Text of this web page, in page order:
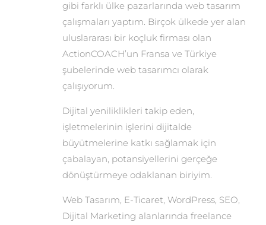
gibi farklı ülke pazarlarında web tasarım
çalışmaları yaptım. Birçok ülkede yer alan
uluslararası bir koçluk firması olan
ActionCOACH’un Fransa ve Türkiye
şubelerinde web tasarımcı olarak
çalışıyorum.
Dijital yeniliklikleri takip eden,
işletmelerinin işlerini dijitalde
büyütmelerine katkı sağlamak için
çabalayan, potansiyellerini gerçeğe
dönüştürmeye odaklanan biriyim.
Web Tasarım, E-Ticaret, WordPress, SEO,
Dijital Marketing alanlarında freelance